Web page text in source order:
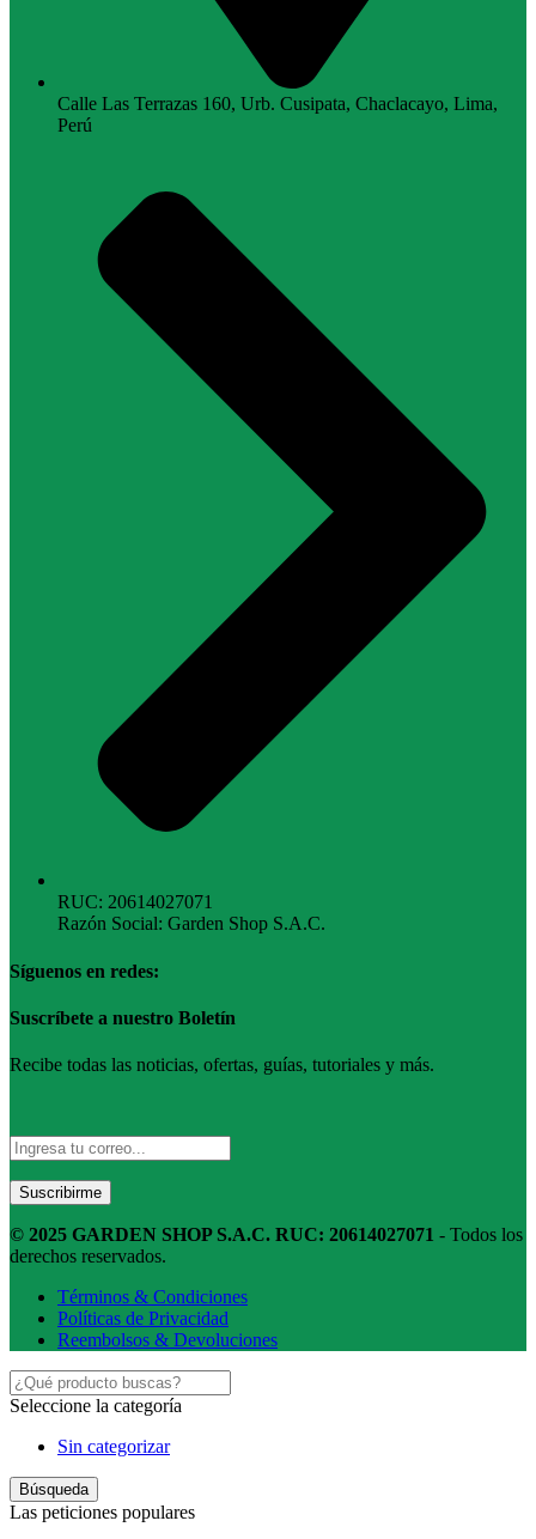
Calle Las Terrazas 160, Urb. Cusipata, Chaclacayo, Lima,
Perú
RUC: 20614027071
Razón Social: Garden Shop S.A.C.
Síguenos en redes:
Suscríbete a nuestro Boletín
Recibe todas las noticias, ofertas, guías, tutoriales y más.
© 2025 GARDEN SHOP S.A.C. RUC: 20614027071 - Todos los
derechos reservados.
Términos & Condiciones
Políticas de Privacidad
Reembolsos & Devoluciones
Seleccione la categoría
Sin categorizar
Búsqueda
Las peticiones populares